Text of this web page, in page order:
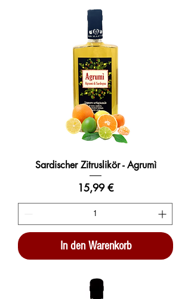
Sardischer Zitruslikör - Agrumì
Preis
15,99 €
In den Warenkorb